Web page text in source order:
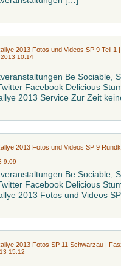
2013 Fotos und Videos SP 9 Teil 1
10:14
Be Sociable,
Facebook Delicious
2013 Service Zur Zeit
2013 Fotos und Videos SP 9
9:09
Be Sociable,
Facebook Delicious
2013 Fotos und Videos
2013 Fotos SP 11 Schwarzau |
15:12